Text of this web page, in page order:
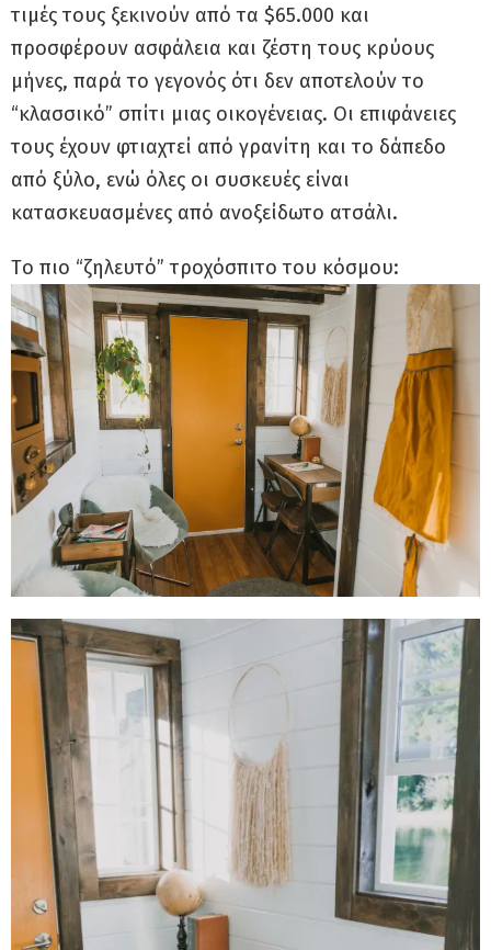
τιμές τους ξεκινούν από τα $65.000 και
προσφέρουν ασφάλεια και ζέστη τους κρύους
μήνες, παρά το γεγονός ότι δεν αποτελούν το
“κλασσικό” σπίτι μιας οικογένειας. Οι επιφάνειες
τους έχουν φτιαχτεί από γρανίτη και το δάπεδο
από ξύλο, ενώ όλες οι συσκευές είναι
κατασκευασμένες από ανοξείδωτο ατσάλι.
Tο πιο “ζηλευτό” τροχόσπιτο του κόσμου: